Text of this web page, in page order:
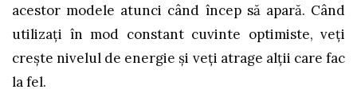
acestor modele atunci când încep să apară. Când
utilizați în mod constant cuvinte optimiste, veți
crește nivelul de energie și veți atrage alții care fac
la fel.